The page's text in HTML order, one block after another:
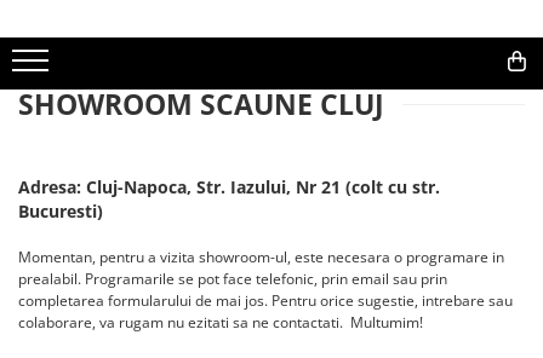
Scaune Insula Bar
Scaune Directoriale
Scaune De Birou
Canapele Horeca
SHOWROOM SCAUNE CLUJ
Adresa: Cluj-Napoca, Str. Iazului, Nr 21 (colt cu str.
Bucuresti)
Momentan, pentru a vizita showroom-ul, este necesara o programare in
prealabil. Programarile se pot face telefonic, prin email sau prin
completarea formularului de mai jos. Pentru orice sugestie, intrebare sau
colaborare, va rugam nu ezitati sa ne contactati. Multumim!